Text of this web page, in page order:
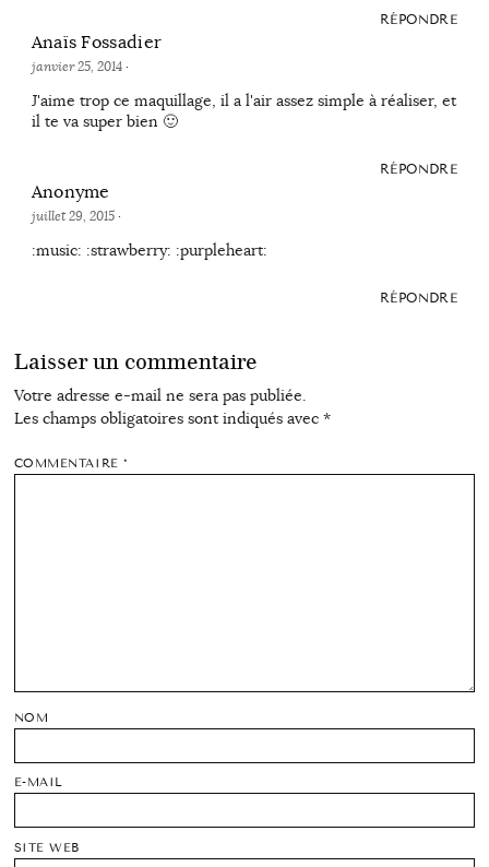
RÉPONDRE
Anaïs Fossadier
janvier 25, 2014·
J'aime trop ce maquillage, il a l'air assez simple à réaliser, et
il te va super bien 🙂
RÉPONDRE
Anonyme
juillet 29, 2015·
:music: :strawberry: :purpleheart:
RÉPONDRE
Laisser un commentaire
Votre adresse e-mail ne sera pas publiée.
Les champs obligatoires sont indiqués avec *
COMMENTAIRE*
NOM
E-MAIL
SITE WEB